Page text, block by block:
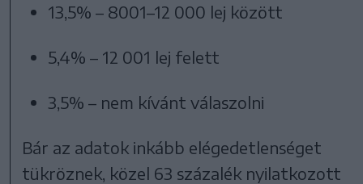
13,5% – 8001–12 000 lej között
5,4% – 12 001 lej felett
3,5% – nem kívánt válaszolni
Bár az adatok inkább elégedetlenséget
tükröznek, közel 63 százalék nyilatkozott